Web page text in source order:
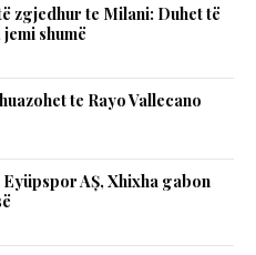
zgjedhur te Milani: Duhet të
shumë
te Rayo Vallecano
AȘ, Xhixha gabon